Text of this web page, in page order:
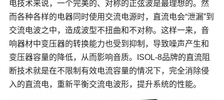
电技术来说，一个完美的、对称的正弦波是最理想的。然
而各种各样的电器同时使用交流电源时，直流电会“泄漏”到
交流电波之中，造成波型不扭曲和不对称。这样一来，音
响器材中变压器的转换能力也受到抑制，导致噪声产生和
变压器容量的降低，从而影响音质。ISOL-8品牌的直流阻
断技术就是在不限制有效电流容量的情况下，完全消除侵
入的直流电，重新平衡交流电波形，提升系统的性能。